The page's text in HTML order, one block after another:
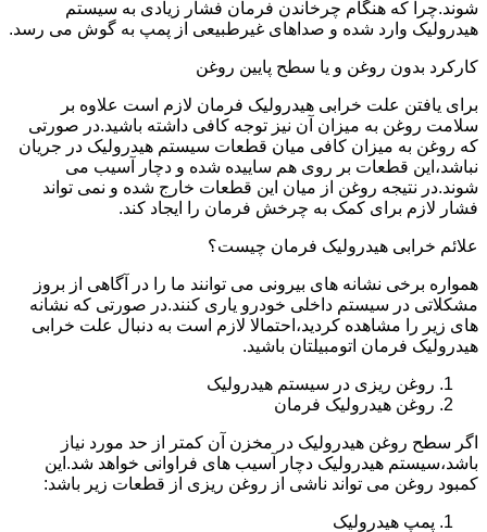
شوند.چرا که هنگام چرخاندن فرمان فشار زیادی به سیستم
هیدرولیک وارد شده و صداهای غیرطبیعی از پمپ به گوش می رسد.
کارکرد بدون روغن و یا سطح پایین روغن
برای یافتن علت خرابی هیدرولیک فرمان لازم است علاوه بر
سلامت روغن به میزان آن نیز توجه کافی داشته باشید.در صورتی
که روغن به میزان کافی میان قطعات سیستم هیدرولیک در جریان
نباشد،این قطعات بر روی هم ساییده شده و دچار آسیب می
شوند.در نتیجه روغن از میان این قطعات خارج شده و نمی تواند
فشار لازم برای کمک به چرخش فرمان را ایجاد کند.
علائم خرابی هیدرولیک فرمان چیست؟
همواره برخی نشانه های بیرونی می توانند ما را در آگاهی از بروز
مشکلاتی در سیستم داخلی خودرو یاری کنند.در صورتی که نشانه
های زیر را مشاهده کردید،احتمالا لازم است به دنبال علت خرابی
هیدرولیک فرمان اتومبیلتان باشید.
روغن ریزی در سیستم هیدرولیک
روغن هیدرولیک فرمان
اگر سطح روغن هیدرولیک در مخزن آن کمتر از حد مورد نیاز
باشد،سیستم هیدرولیک دچار آسیب های فراوانی خواهد شد.این
کمبود روغن می تواند ناشی از روغن ریزی از قطعات زیر باشد:
پمپ هیدرولیک